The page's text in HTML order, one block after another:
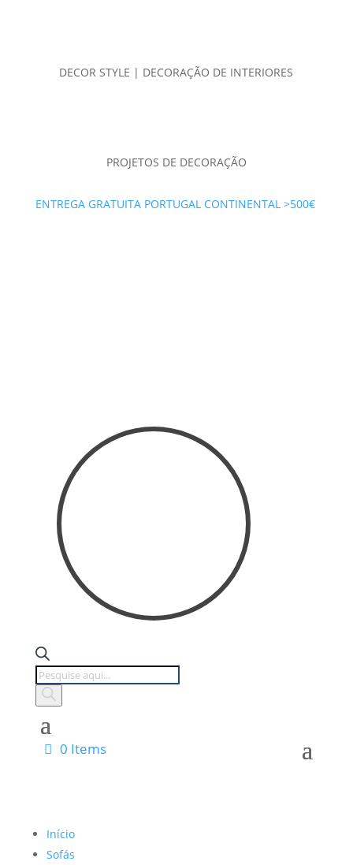
DECOR STYLE | DECORAÇÃO DE INTERIORES
PROJETOS DE DECORAÇÃO
ENTREGA GRATUITA PORTUGAL CONTINENTAL >500€
Products
search
0 Items
Início
Sofás